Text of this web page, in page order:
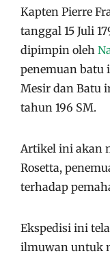
Kapten Pierre
tanggal 15 Juli
dipimpin oleh
penemuan batu
Mesir dan Batu
tahun 196 SM.
Artikel ini akan
Rosetta,
terhadap
Ekspedisi ini
ilmuwan untuk